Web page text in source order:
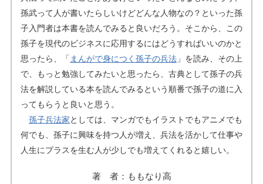
孫武って人が書いたらしいけどどんな人物なの？といった孫
子入門者は本書を読んでみると良いだろう。そこから、この
孫子を現代のビジネスに応用するにはどうすればいいのかと
思ったら、「 まんがで身につく孫子の兵法」を読み、その上
で、もっと勉強してみたいと思ったら、古典として孫子の兵
法を解説している本を読んでみるという順番で孫子の道に入
ってもらうと良いと思う。
孫子兵法家としては、マンガでもイラストでもアニメでも
何でも、孫子に興味を持つ人が増え、兵法を活かして仕事や
人生にプラスを生む人が少しでも増えてくれると嬉しい。
著 者：ももなり高